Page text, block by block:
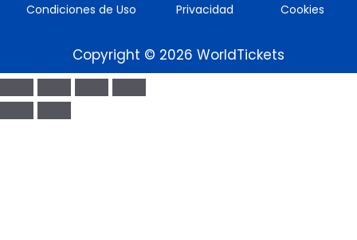
Condiciones de Uso Privacidad Cookies
Copyright © 2026 WorldTickets